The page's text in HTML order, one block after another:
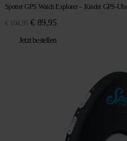
Spotter GPS Watch Explorer – Kinder GPS-
€ 104,95 Ursprünglicher
war:
€ 89,95Aktueller
ist:
Jetzt bestellen